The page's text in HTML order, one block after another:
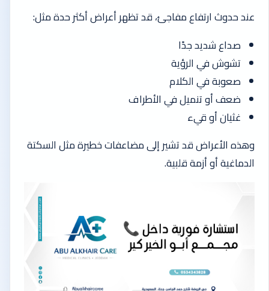
عند حدوث ارتفاع مفاجئ، قد تظهر أعراض أكثر حدة مثل:
صداع شديد جدًا
تشوش في الرؤية
صعوبة في الكلام
ضعف أو تنميل في الأطراف
غثيان أو قيء
وهذه الأعراض قد تشير إلى مضاعفات خطيرة مثل السكتة
الدماغية أو أزمة قلبية.